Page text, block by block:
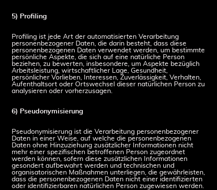
5) Profiling
Profiling ist jede Art der automatisierten Verarbeitung
personenbezogener Daten, die darin besteht, dass diese
personenbezogenen Daten verwendet werden, um bestimmte
persönliche Aspekte, die sich auf eine natürliche Person
beziehen, zu bewerten, insbesondere, um Aspekte bezüglich
Arbeitsleistung, wirtschaftlicher Lage, Gesundheit,
persönlicher Vorlieben, Interessen, Zuverlässigkeit, Verhalten,
Aufenthaltsort oder Ortswechsel dieser natürlichen Person zu
analysieren oder vorherzusagen.
6) Pseudonymisierung
Pseudonymisierung ist die Verarbeitung personenbezogener
Daten in einer Weise, auf welche die personenbezogenen
Daten ohne Hinzuziehung zusätzlicher Informationen nicht
mehr einer spezifischen betroffenen Person zugeordnet
werden können, sofern diese zusätzlichen Informationen
gesondert aufbewahrt werden und technischen und
organisatorischen Maßnahmen unterliegen, die gewährleisten,
dass die personenbezogenen Daten nicht einer identifizierten
oder identifizierbaren natürlichen Person zugewiesen werden.